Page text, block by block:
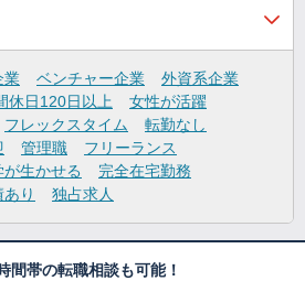
業 ベンチャー企業
外資系企業
休日120日以上
女性が活躍
フレックスタイム
転勤なし
管理職
フリーランス
が生かせる
完全在宅勤務
り 独占求人
間帯の転職相談も可能！